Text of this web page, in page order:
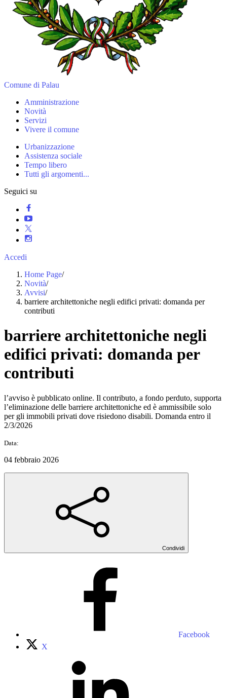
Comune di Palau
Amministrazione
Novità
Servizi
Vivere il comune
Urbanizzazione
Assistenza sociale
Tempo libero
Tutti gli argomenti...
Seguici su
Accedi
Home Page/
Novità/
Avvisi/
barriere architettoniche negli edifici privati: domanda per
contributi
barriere architettoniche negli
edifici privati: domanda per
contributi
l’avviso è pubblicato online. Il contributo, a fondo perduto, supporta
l’eliminazione delle barriere architettoniche ed è ammissibile solo
per gli immobili privati dove risiedono disabili. Domanda entro il
2/3/2026
Data:
04 febbraio 2026
Condividi
Facebook
X